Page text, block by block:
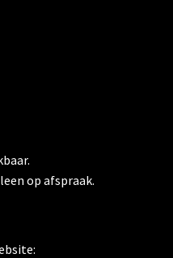
op afspraak.